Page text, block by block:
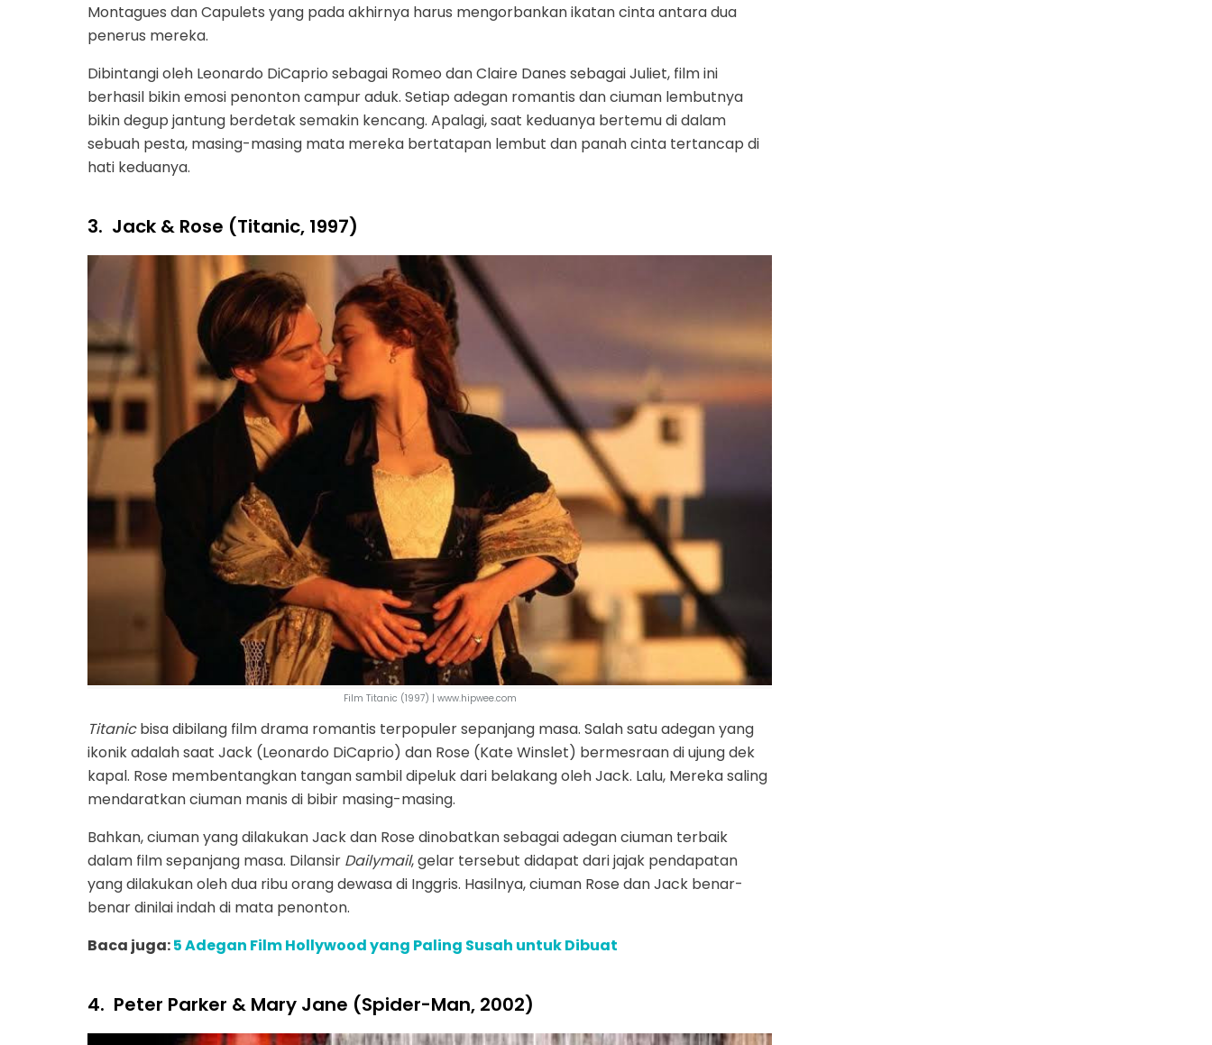
Montagues dan Capulets yang pada akhirnya harus mengorbankan ikatan cinta antara dua
penerus mereka.
Dibintangi oleh Leonardo DiCaprio sebagai Romeo dan Claire Danes sebagai Juliet, film ini
berhasil bikin emosi penonton campur aduk. Setiap adegan romantis dan ciuman lembutnya
bikin degup jantung berdetak semakin kencang. Apalagi, saat keduanya bertemu di dalam
sebuah pesta, masing-masing mata mereka bertatapan lembut dan panah cinta tertancap di
hati keduanya.
3. Jack & Rose (Titanic, 1997)
Film Titanic (1997) | www.hipwee.com
Titanicbisa dibilang film drama romantis terpopuler sepanjang masa. Salah satu adegan yang
ikonik adalah saat Jack (Leonardo DiCaprio) dan Rose (Kate Winslet) bermesraan di ujung dek
kapal. Rose membentangkan tangan sambil dipeluk dari belakang oleh Jack. Lalu, Mereka saling
mendaratkan ciuman manis di bibir masing-masing.
Bahkan, ciuman yang dilakukan Jack dan Rose dinobatkan sebagai adegan ciuman terbaik
dalam film sepanjang masa. Dilansir Dailymail, gelar tersebut didapat dari jajak pendapatan
yang dilakukan oleh dua ribu orang dewasa di Inggris. Hasilnya, ciuman Rose dan Jack benar-
benar dinilai indah di mata penonton.
Baca juga:5 Adegan Film Hollywood yang Paling Susah untuk Dibuat
4. Peter Parker & Mary Jane (Spider-Man, 2002)